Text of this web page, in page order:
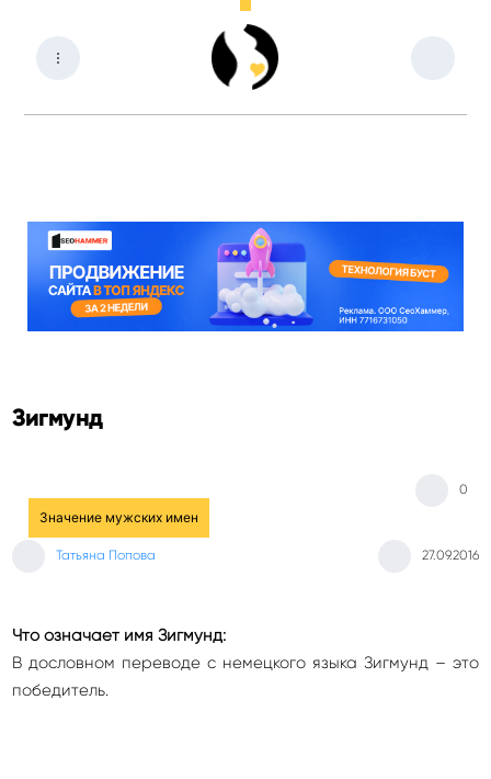
Зигмунд
Значение мужских имен
Татьяна Попова 27.09.2016
0
Что означает имя Зигмунд:
В дословном переводе с немецкого языка Зигмунд – это
победитель.